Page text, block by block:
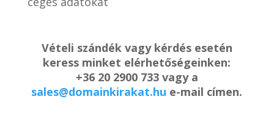
Vételi szándék vagy kérdés esetén
keress minket elérhetőségeinken:
+36 20 2900 733 vagy a
sales@domainkirakat.hu e-mail címen.